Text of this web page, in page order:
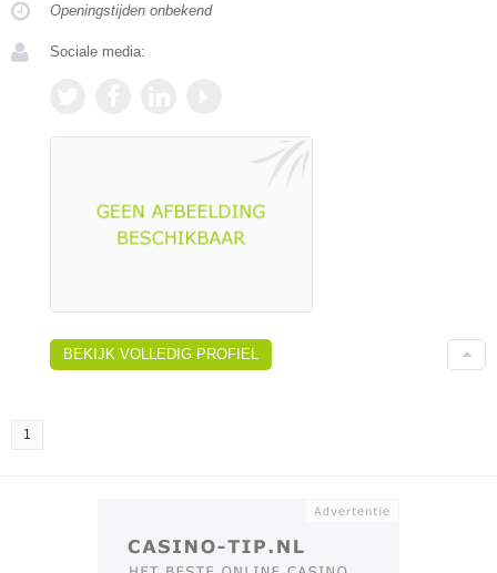
Openingstijden onbekend
Sociale media:
BEKIJK VOLLEDIG PROFIEL
1